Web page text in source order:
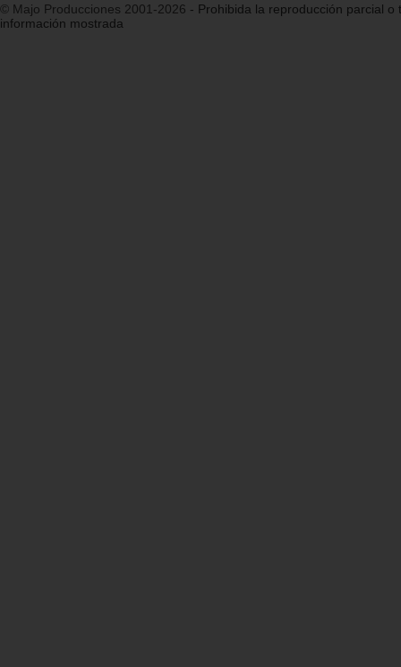
© Majo Producciones 2001-2026 - Prohibida la reproducción parcial o
información mostrada